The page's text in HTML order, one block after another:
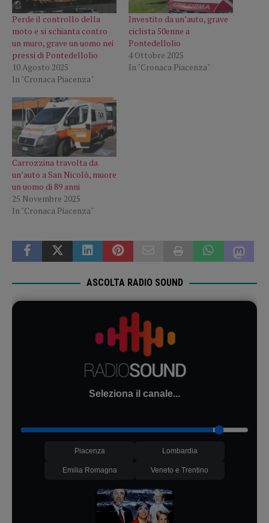
Perde il controllo della
moto e si schianta contro
un muro, grave un uomo nei
pressi di Pontedellolio
10 Agosto 2025
In "Cronaca Piacenza"
Investito da un’auto, grave
ciclista 50enne a
Pontedellolio
4 Ottobre 2025
In "Cronaca Piacenza"
Carrozzina travolta da
un’auto a San Nicolò, muore
un uomo di 89 anni
25 Novembre 2025
In "Cronaca Piacenza"
ASCOLTA RADIO SOUND
Seleziona il canale...
Piacenza Lombardia
Emilia Romagna Veneto e Trentino